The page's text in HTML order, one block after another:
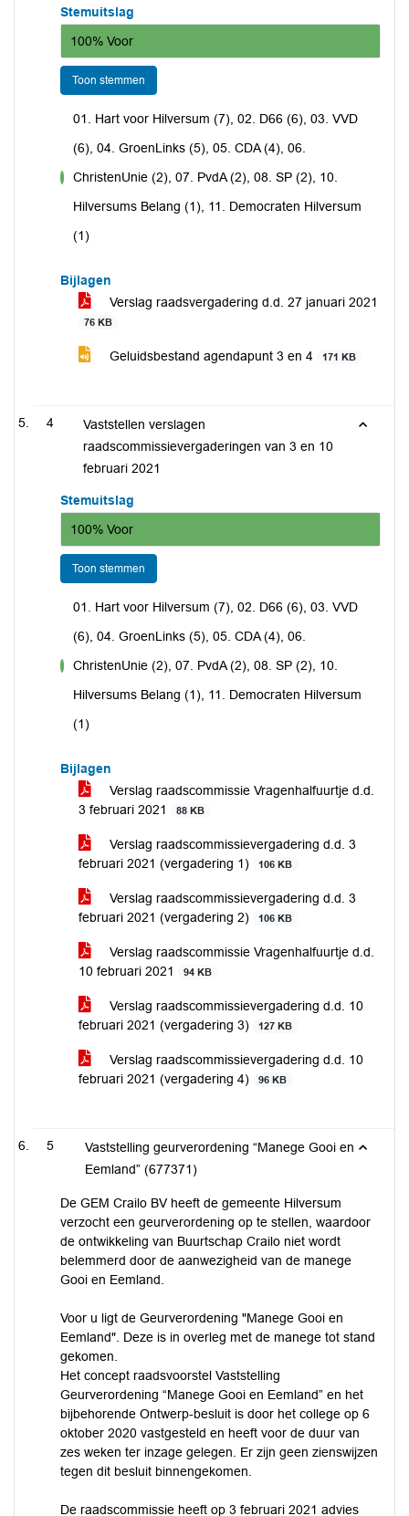
Stemuitslag
100% Voor
Toon stemmen
01. Hart voor Hilversum (7), 02. D66 (6), 03. VVD
(6), 04. GroenLinks (5), 05. CDA (4), 06.
ChristenUnie (2), 07. PvdA (2), 08. SP (2), 10.
Hilversums Belang (1), 11. Democraten Hilversum
(1)
Bijlagen
Verslag raadsvergadering d.d. 27 januari 2021
76 KB
Geluidsbestand agendapunt 3 en 4 171 KB
4
Vaststellen verslagen
raadscommissievergaderingen van 3 en 10
februari 2021
Stemuitslag
100% Voor
Toon stemmen
01. Hart voor Hilversum (7), 02. D66 (6), 03. VVD
(6), 04. GroenLinks (5), 05. CDA (4), 06.
ChristenUnie (2), 07. PvdA (2), 08. SP (2), 10.
Hilversums Belang (1), 11. Democraten Hilversum
(1)
Bijlagen
Verslag raadscommissie Vragenhalfuurtje d.d.
3 februari 2021
88 KB
Verslag raadscommissievergadering d.d. 3
februari 2021 (vergadering 1)
106 KB
Verslag raadscommissievergadering d.d. 3
februari 2021 (vergadering 2)
106 KB
Verslag raadscommissie Vragenhalfuurtje d.d.
10 februari 2021
94 KB
Verslag raadscommissievergadering d.d. 10
februari 2021 (vergadering 3)
127 KB
Verslag raadscommissievergadering d.d. 10
februari 2021 (vergadering 4)
96 KB
5
Vaststelling geurverordening “Manege Gooi en
Eemland” (677371)
De GEM Crailo BV heeft de gemeente Hilversum
verzocht een geurverordening op te stellen, waardoor
de ontwikkeling van Buurtschap Crailo niet wordt
belemmerd door de aanwezigheid van de manege
Gooi en Eemland.
Voor u ligt de Geurverordening "Manege Gooi en
Eemland". Deze is in overleg met de manege tot stand
gekomen.
Het concept raadsvoorstel Vaststelling
Geurverordening “Manege Gooi en Eemland” en het
bijbehorende Ontwerp-besluit is door het college op 6
oktober 2020 vastgesteld en heeft voor de duur van
zes weken ter inzage gelegen. Er zijn geen zienswijzen
tegen dit besluit binnengekomen.
De raadscommissie heeft op 3 februari 2021 advies